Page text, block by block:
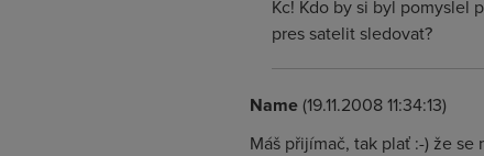
Kc! Kdo by si byl pomyslel
pres satelit sledovat?
Name(19.11.2008 11:34:13)
Máš přijímač, tak plať :-) že